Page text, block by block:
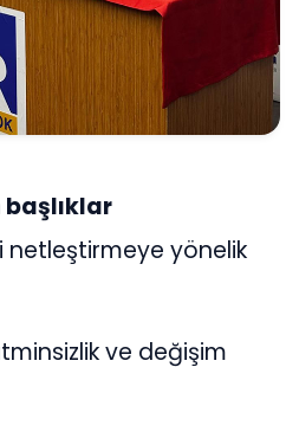
netleştirmeye yönelik
ve değişim